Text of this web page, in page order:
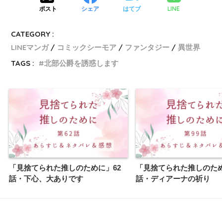
ポスト シェア はてブ LINE
CATEGORY :
LINEマンガ
コミックシーモア ファンタジー
異世界
TAGS :
北部公爵を誘惑します
「見捨てられた推しのために」62
話・下心、大ありです
「見捨てられた推しのた
話・ディアーナの祈り